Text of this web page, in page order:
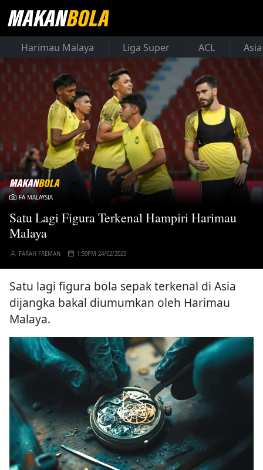
Harimau Malaya Liga Super ACL
FA MALAYSIA
Satu Lagi Figura Terkenal Hampiri Harimau
Malaya
FARAH FREMAN 1:59PM 24/02/2025
Satu lagi figura bola sepak terkenal di Asia
dijangka bakal diumumkan oleh Harimau
Malaya.